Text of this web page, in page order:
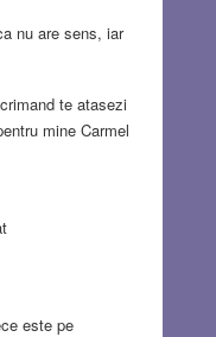
nu are sens, iar
te atasezi
mine Carmel
este pe